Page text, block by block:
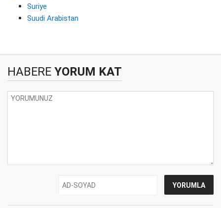
Suriye
Suudi Arabistan
HABERE YORUM KAT